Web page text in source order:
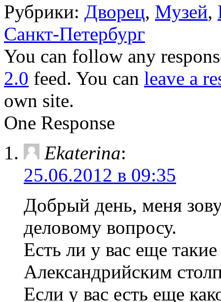
Рубрики: Дворец, Музей,
Санкт-Петербург
You can follow any
2.0 feed. You can leave a
own site.
One Response
Ekaterina:
25.06.2012 в 09:35
Добрый день, меня
деловому вопросу.
Есть ли у вас еще
Александрийским
Если у вас есть еще